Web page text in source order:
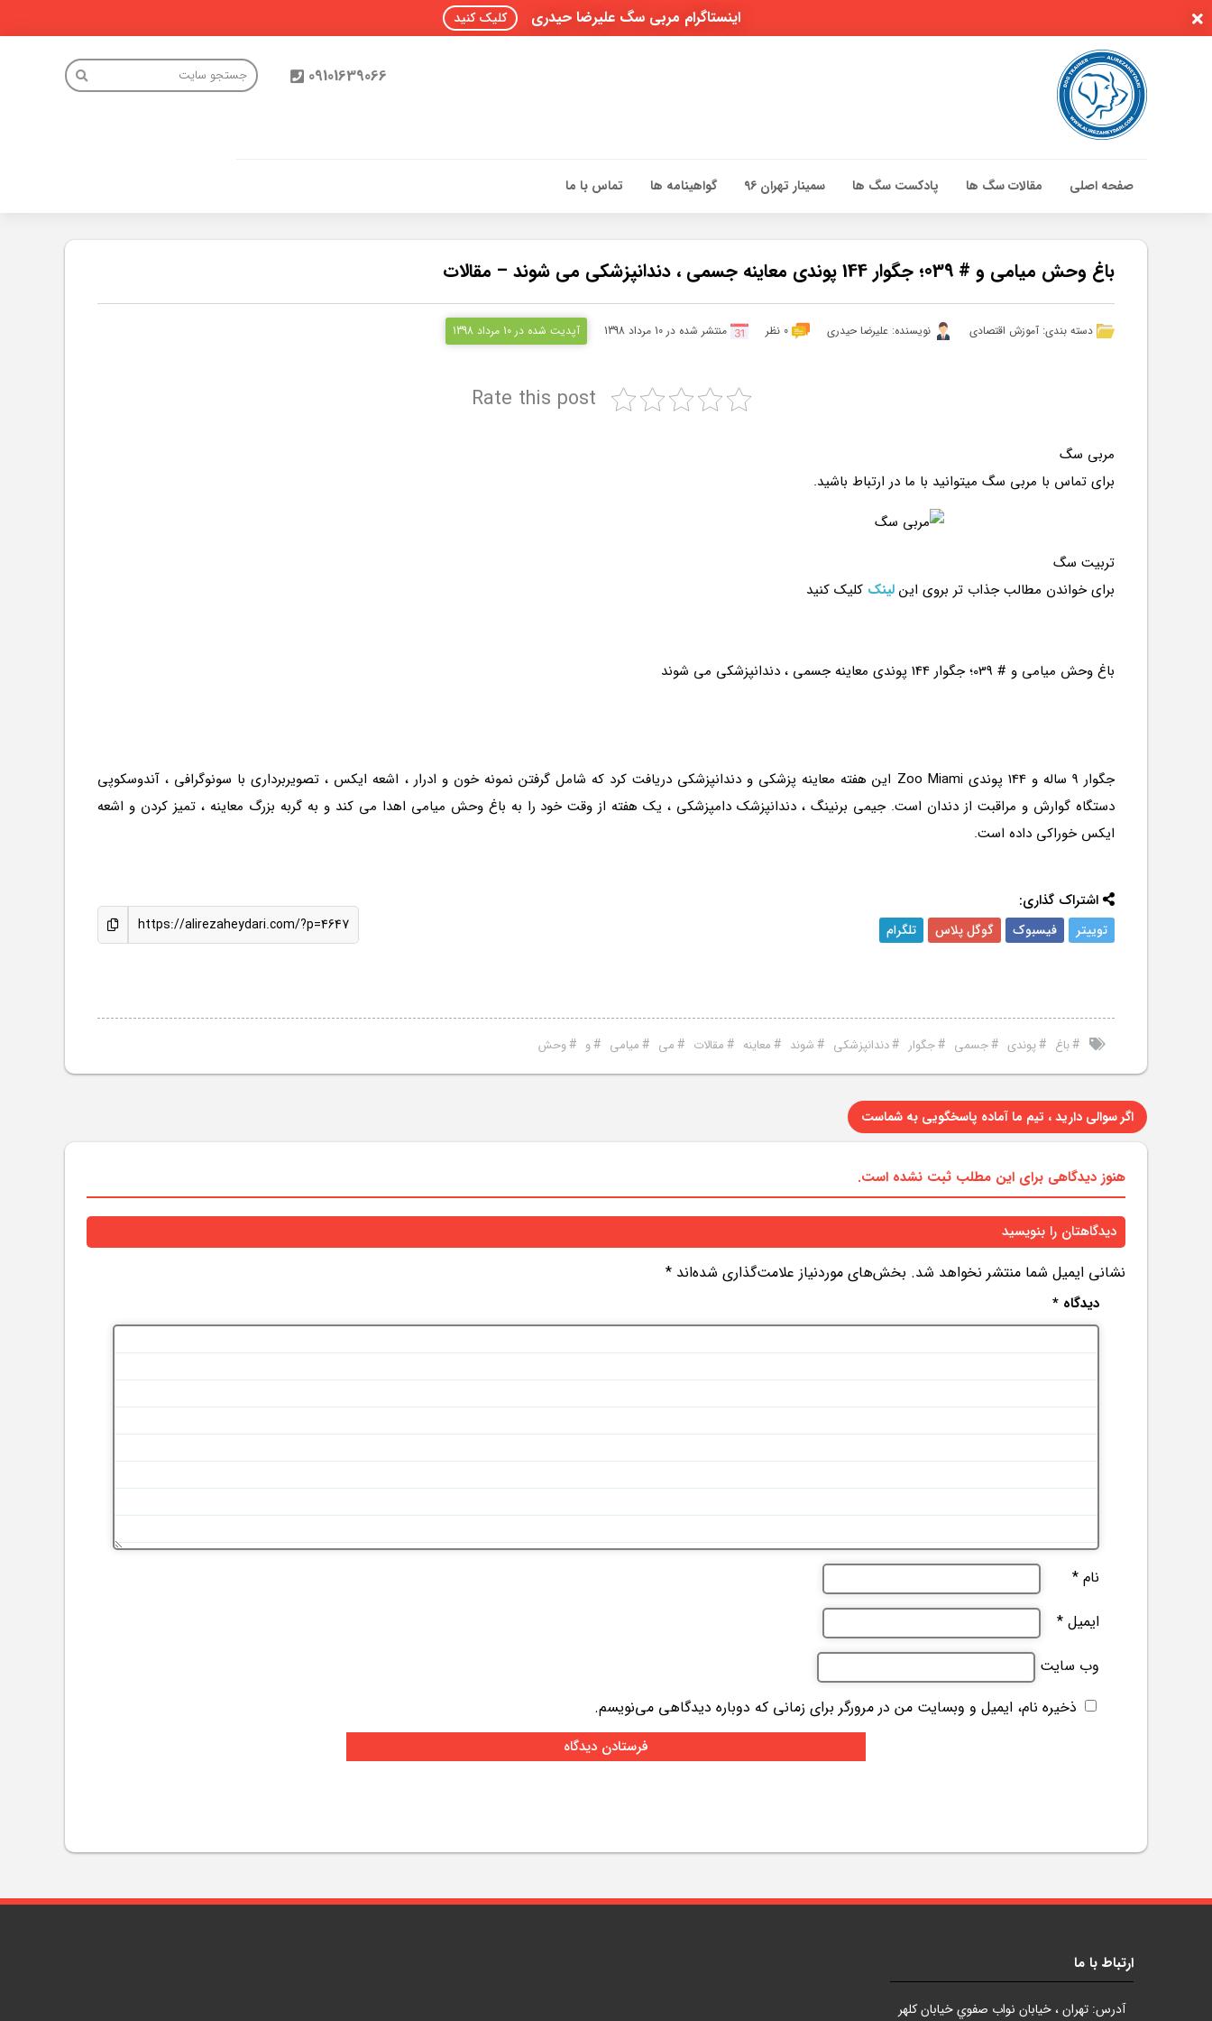
اینستاگرام مربی سگ علیرضا حیدری کلیک کنید
09101639066
صفحه اصلی مقالات سگ ها پادکست سگ ها سمینار تهران 96 گواهینامه ها تماس با ما
مقالات سگ ها
پادکست سگ هاباغ وحش میامی و # 039؛ جگوار 144 پوندی معاینه جسمی ، دندانپزشکی می شوند – مقالات
دسته بندی: آموزش اقتصادی نویسنده: علیرضا حیدری 0 نظر منتشر شده در 10 مرداد 1398 آپدیت شده در 10 مرداد 1398
Rate this post
مربی سگ
برای تماس با مربی سگ میتوانید با ما در ارتباط باشید.
تربیت سگ
برای خواندن مطالب جذاب تر بروی این لینک کلیک کنید
جگوار 9 ساله و 144 پوندی Zoo Miami این هفته معاینه پزشکی و دندانپزشکی دریافت کرد که شامل گرفتن نمونه خون و ادرار ، اشعه ایکس ، تصویربرداری با سونوگرافی ، آندوسکوپی
دستگاه گوارش و مراقبت از دندان است. جیمی برنینگ ، دندانپزشک دامپزشکی ، یک هفته از وقت خود را به باغ وحش میامی اهدا می کند و به گربه بزرگ معاینه ، تمیز کردن و اشعه
ایکس خوراکی داده است.
اشتراک گذاری:
توییتر فیسبوک گوگل پلاس تلگرام https://alirezaheydari.com/?p=4647
#باغ #پوندی #جسمی #جگوار #دندانپزشکی #شوند #معاینه #مقالات #می #میامی #و #وحش
اگر سوالی دارید ، تیم ما آماده پاسخگویی به شماست
هنوز دیدگاهی برای این مطلب ثبت نشده است.
دیدگاهتان را بنویسید
نشانی ایمیل شما منتشر نخواهد شد. بخش‌های موردنیاز علامت‌گذاری شده‌اند *
دیدگاه *
نام *
ایمیل *
وب‌ سایت
ذخیره نام، ایمیل و وبسایت من در مرورگر برای زمانی که دوباره دیدگاهی می‌نویسم.
ارتباط با ما
آدرس: تهران ، خيابان نواب صفوي خيابان کلهر